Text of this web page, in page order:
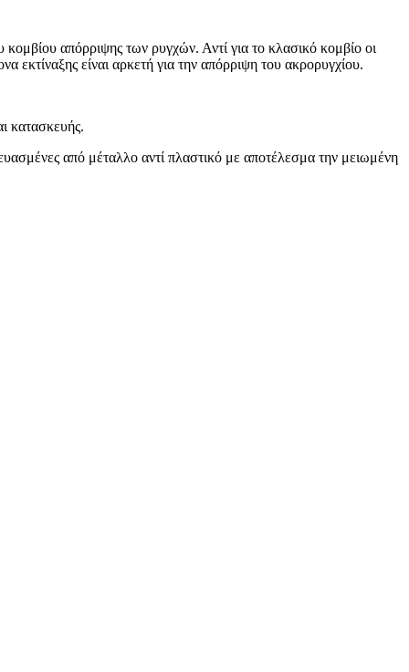
απόρριψης των ρυγχών. Αντί για το κλασικό κομβίο οι
εκτίναξης είναι αρκετή για την απόρριψη του ακρορυγχίου.
κατασκευής.
από μέταλλο αντί πλαστικό με αποτέλεσμα την μειωμένη